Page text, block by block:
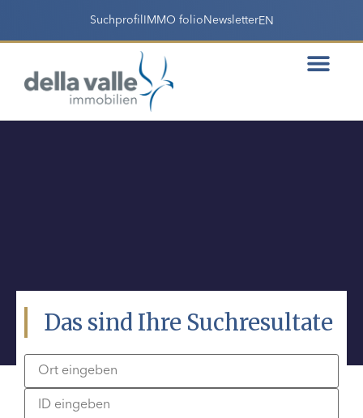
Suchprofil IMMO folio NewsletterEN
Das sind Ihre Suchresultate